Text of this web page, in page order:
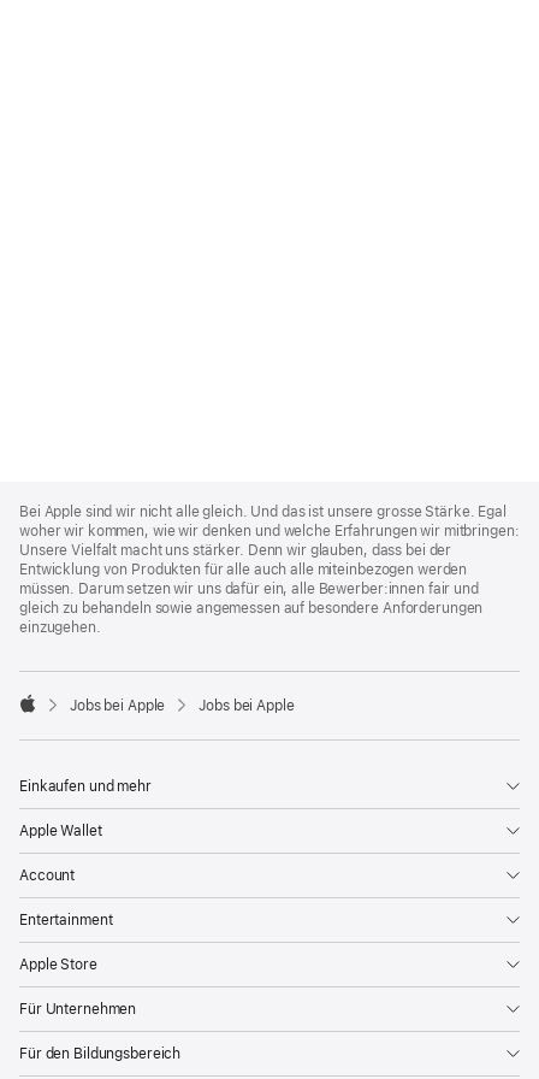
Footer
Bei Apple sind wir nicht alle gleich. Und das ist unsere grosse Stärke. Egal
woher wir kommen, wie wir denken und welche Erfahrungen wir mitbringen:
Unsere Vielfalt macht uns stärker. Denn wir glauben, dass bei der
Entwicklung von Produkten für alle auch alle miteinbezogen werden
müssen. Darum setzen wir uns dafür ein, alle Bewerber:innen fair und
gleich zu behandeln sowie angemessen auf besondere Anforderungen
einzugehen.

Jobs bei Apple Jobs bei Apple
Einkaufen und mehr
Apple Wallet
Account
Entertainment
Apple Store
Für Unternehmen
Für den Bildungsbereich